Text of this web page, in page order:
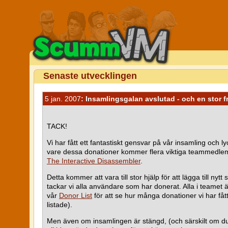
Senaste utvecklingen
5 jan. 2007: Insamlingsgalan avslutad - och en stor
TACK!
Vi har fått ett fantastiskt gensvar på vår insamling och
vare dessa donationer kommer flera viktiga
The Interactive Disassembler.
Detta kommer att vara till stor hjälp för att lägga till
tackar vi alla användare som har donerat. Alla i
vår Donor List för att se hur många donationer vi har
listade).
Men även om insamlingen är stängd, (och särskilt om